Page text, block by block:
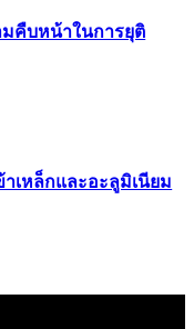
คืบหน้าในการยุติ
เหล็กและอะลูมิเนียม